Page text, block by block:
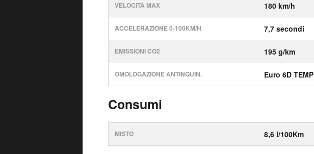
VELOCITÀ MAX 180 km/h
ACCELERAZIONE 0-100KM/H 7,7 secondi
EMISSIONI CO2 195 g/km
OMOLOGAZIONE ANTINQUIN. Euro 6D TEMP
Consumi
MISTO 8,6 l/100Km